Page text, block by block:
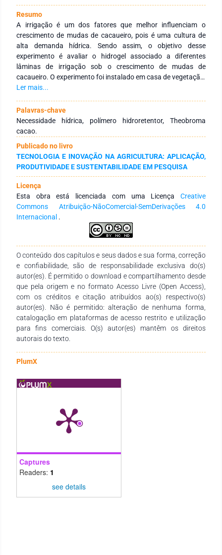
Resumo
A irrigação é um dos fatores que melhor influenciam o
crescimento de mudas de cacaueiro, pois é uma cultura de
alta demanda hídrica. Sendo assim, o objetivo desse
experimento é avaliar o hidrogel associado a diferentes
lâminas de irrigação sob o crescimento de mudas de
cacaueiro. O experimento foi instalado em casa de vegetação,
forrada com tela de sombreamento 50%, foram cultivadas 40
irrigação; (T2) Com hidrogel + 25% de lâmina de irrigação;
(T3) Com hidrogel + 50% da lâmina de irrigação; (T4) Com
hidrogel + 75% de lâmina de irrigação; (T5) 50% da lâmina de
irrigação, sem hidrogel; (T6) 100% da lâmina de irrigação, sem
hidrogel. A lâmina de irrigação foi definida com base nos
dados de capacidade de campo. Após 30 dias do plantio,
avaliou-se a cada 15 dias, altura da planta, diâmetro do caule,
número de folhas e índice de sobrevivência. Utilizou-se 15 g de
hidrogel para 6 litros de água, sendo 150 ml dessa solução
por planta. As plantas do T6 apresentaram maiores valores
em todas as características avaliadas. As mudas do T1 e T2
morreram após 63 dias do plantio, as plantas do T5
morreram 100 dias após o plantio, as plantas do T3, T4 e T6
somente o uso do hidrogel na quantidade indicada pelo
fabricante não supre a necessidade hídrica das mudas de
cacaueiro, sendo indicado além do hidrogel uma lâmina de
irrigação mínima de 50%.
Ler mais...
Palavras-chave
Necessidade hídrica, polímero hidroretentor, Theobroma
cacao.
Publicado no livro
TECNOLOGIA E INOVAÇÃO NA AGRICULTURA: APLICAÇÃO,
PRODUTIVIDADE E SUSTENTABILIDADE EM PESQUISA
Licença
Esta obra está licenciada com uma Licença Creative
Commons Atribuição-NãoComercial-SemDerivações 4.0
Internacional .
O conteúdo dos capítulos e seus dados e sua forma, correção
e confiabilidade, são de responsabilidade exclusiva do(s)
autor(es). É permitido o download e compartilhamento desde
que pela origem e no formato Acesso Livre (Open Access),
com os créditos e citação atribuídos ao(s) respectivo(s)
autor(es). Não é permitido: alteração de nenhuma forma,
catalogação em plataformas de acesso restrito e utilização
para fins comerciais. O(s) autor(es) mantêm os direitos
autorais do texto.
PlumX
Captures
Readers: 1
see details